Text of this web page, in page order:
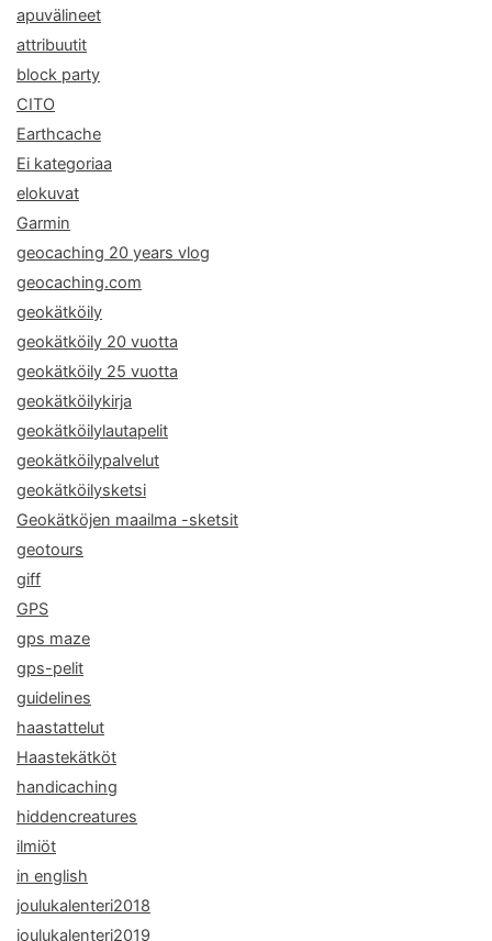
apuvälineet
attribuutit
block party
CITO
Earthcache
Ei kategoriaa
elokuvat
Garmin
geocaching 20 years vlog
geocaching.com
geokätköily
geokätköily 20 vuotta
geokätköily 25 vuotta
geokätköilykirja
geokätköilylautapelit
geokätköilypalvelut
geokätköilysketsi
Geokätköjen maailma -sketsit
geotours
giff
GPS
gps maze
gps-pelit
guidelines
haastattelut
Haastekätköt
handicaching
hiddencreatures
ilmiöt
in english
joulukalenteri2018
joulukalenteri2019